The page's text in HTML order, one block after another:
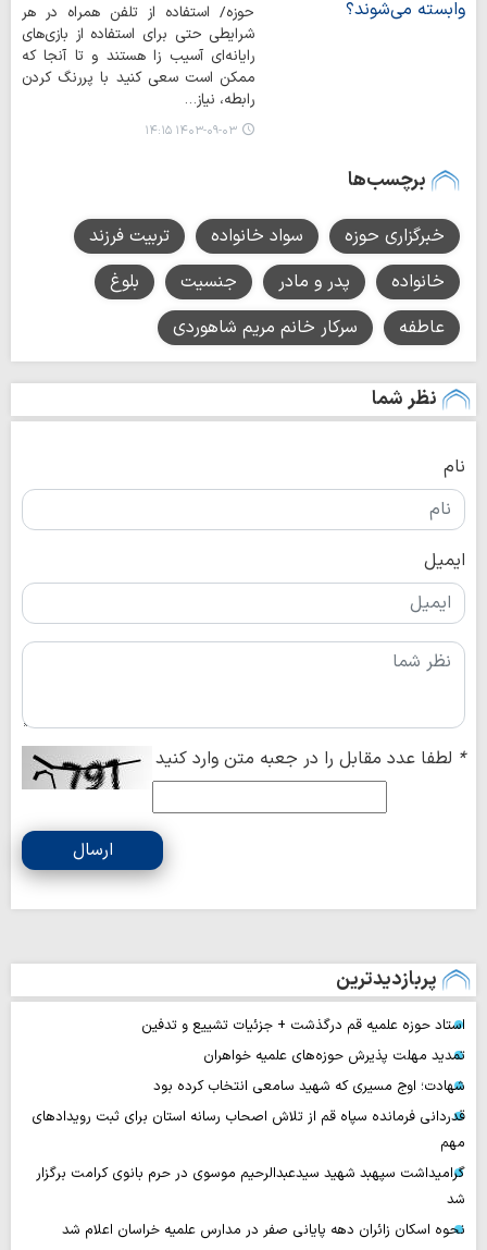
حوزه/ استفاده از تلفن همراه در هر
شرایطی حتی برای استفاده از بازی‌های
رایانه‌ای آسیب زا هستند و تا آنجا که
ممکن است سعی کنید با پررنگ کردن
رابطه، نیاز…
۱۴۰۳-۰۹-۰۳ ۱۴:۱۵
برچسب‌ها
خبرگزاری حوزه سواد خانواده
تربیت فرزند
خانواده
پدر و مادر جنسیت
بلوغ
عاطفه
سرکار خانم مریم شاهوردی
نظر شما
نام
ایمیل
* لطفا عدد مقابل را در جعبه متن وارد کنید
ارسال
پربازدیدترین
استاد حوزه علمیه قم درگذشت + جزئیات تشییع و تدفین
تمدید مهلت پذیرش حوزه‌های علمیه خواهران
شهادت؛ اوج مسیری که شهید سامعی انتخاب کرده بود
قدردانی فرمانده سپاه قم از تلاش اصحاب رسانه استان برای ثبت رویدادهای
مهم
گرامیداشت سپهبد شهید سیدعبدالرحیم موسوی در حرم بانوی کرامت برگزار
شد
نحوه اسکان زائران دهه پایانی صفر در مدارس علمیه خراسان اعلام شد